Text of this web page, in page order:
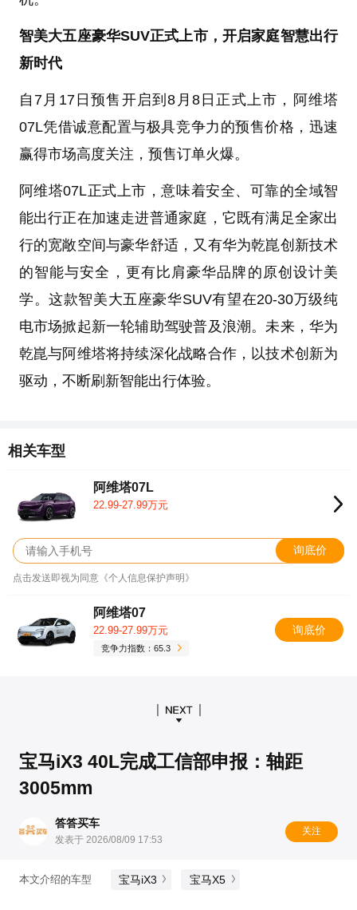
智美大五座豪华SUV正式上市，开启家庭智慧出行
新时代
自7月17日预售开启到8月8日正式上市，阿维塔
07L凭借诚意配置与极具竞争力的预售价格，迅速
赢得市场高度关注，预售订单火爆。
阿维塔07L正式上市，意味着安全、可靠的全域智
能出行正在加速走进普通家庭，它既有满足全家出
行的宽敞空间与豪华舒适，又有华为乾崑创新技术
的智能与安全，更有比肩豪华品牌的原创设计美
学。这款智美大五座豪华SUV有望在20-30万级纯
电市场掀起新一轮辅助驾驶普及浪潮。未来，华为
乾崑与阿维塔将持续深化战略合作，以技术创新为
驱动，不断刷新智能出行体验。
相关车型
阿维塔07L
22.99-27.99万元
询底价
点击发送即视为同意《个人信息保护声明》
阿维塔07
22.99-27.99万元
竞争力指数：65.3
询底价
宝马iX3 40L完成工信部申报：轴距
3005mm
答答买车
发表于 2026/08/09 17:53
关注
本文介绍的车型 宝马iX3 宝马X5